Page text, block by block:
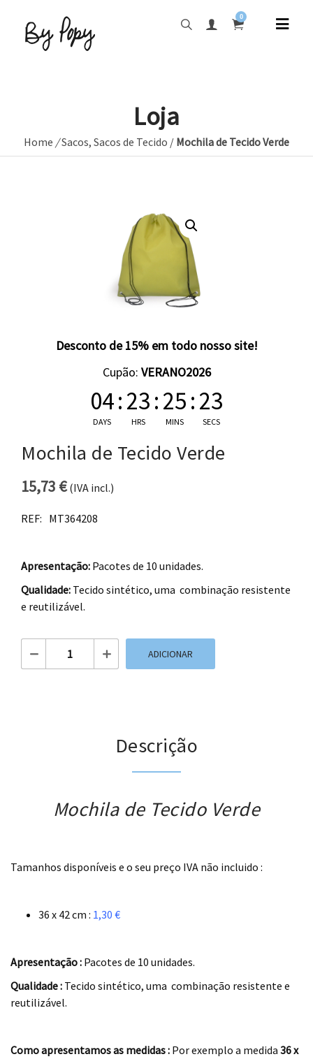
0
Loja
Home /Sacos, Sacos de Tecido / Mochila de Tecido Verde
Desconto de 15% em todo nosso site!
Cupão: VERANO2026
04
DAYS
:23
HRS
:25
MINS
:23
SECS
Mochila de Tecido Verde
15,73 €(IVA incl.)
REF: MT364208
Apresentação: Pacotes de 10 unidades.
Qualidade: Tecido sintético, uma combinação resistente
e reutilizável.
Quantidade de Mochila de Tecido Verde
ADICIONAR
Descrição
Mochila de Tecido Verde
Tamanhos disponíveis e o seu preço IVA não incluido :
36 x 42 cm : 1,30 €
Apresentação : Pacotes de 10 unidades.
Qualidade : Tecido sintético, uma combinação resistente e
reutilizável.
Como apresentamos as medidas : Por exemplo a medida 36 x